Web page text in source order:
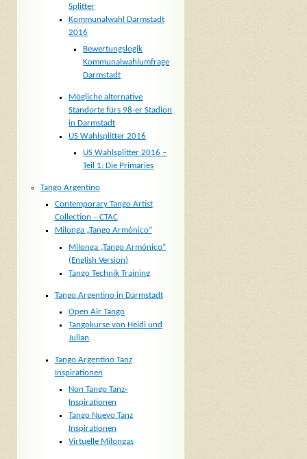
Splitter
Kommunalwahl Darmstadt
2016
Bewertungslogik
Kommunalwahlumfrage
Darmstadt
Mögliche alternative
Standorte fürs 98-er Stadion
in Darmstadt
US Wahlsplitter 2016
US Wahlsplitter 2016 –
Teil 1: Die Primaries
Tango Argentino
Contemporary Tango Artist
Collection – CTAC
Milonga „Tango Armónico“
Milonga „Tango Armónico“
(English Version)
Tango Technik Training
Tango Argentino in Darmstadt
Open Air Tango
Tangokurse von Heidi und
Julian
Tango Argentino Tanz
Inspirationen
Non Tango Tanz-
Inspirationen
Tango Nuevo Tanz
Inspirationen
Virtuelle Milongas